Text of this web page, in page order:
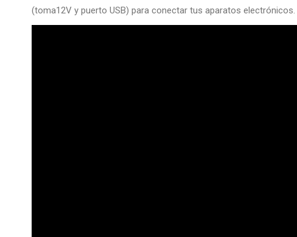
(toma12V y puerto USB) para conectar tus aparatos electrónicos.